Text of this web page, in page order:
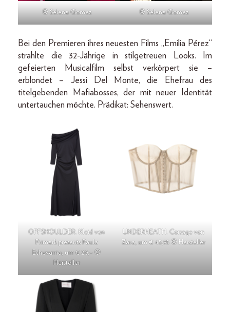
© Selena Gomez © Selena Gomez
Bei den Premieren ihres neuesten Films „Emilia Pérez“
strahlte die 32-Jährige in stilgetreuen Looks. Im
gefeierten Musicalfilm selbst verkörpert sie –
erblondet – Jessi Del Monte, die Ehefrau des
titelgebenden Mafiabosses, der mit neuer Identität
untertauchen möchte. Prädikat: Sehenswert.
OFFSHOULDER. Kleid von
Primark presents Paula
Echevarria, um € 20,– ©
Hersteller
UNDERNEATH. Corsage von
Zara, um € 45,95 © Hersteller